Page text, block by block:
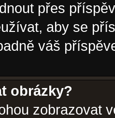
přes
aby se
váš
obrázky?
zobrazovat